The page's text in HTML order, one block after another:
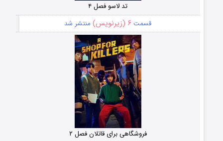
تد لاسو فصل ۴
قسمت ۶ (زیرنویس) منتشر شد
فروشگاهی برای قاتلان فصل ۲